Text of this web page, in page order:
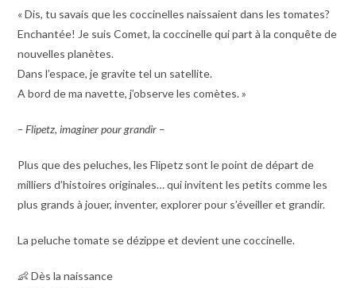
« Dis, tu savais que les coccinelles naissaient dans les tomates?
Enchantée! Je suis Comet, la coccinelle qui part à la conquête de
nouvelles planètes.
Dans l’espace, je gravite tel un satellite.
A bord de ma navette, j’observe les comètes. »
– Flipetz, imaginer pour grandir –
Plus que des peluches, les Flipetz sont le point de départ de
milliers d’histoires originales… qui invitent les petits comme les
plus grands à jouer, inventer, explorer pour s’éveiller et grandir.
La peluche tomate se dézippe et devient une coccinelle.
👶 Dès la naissance